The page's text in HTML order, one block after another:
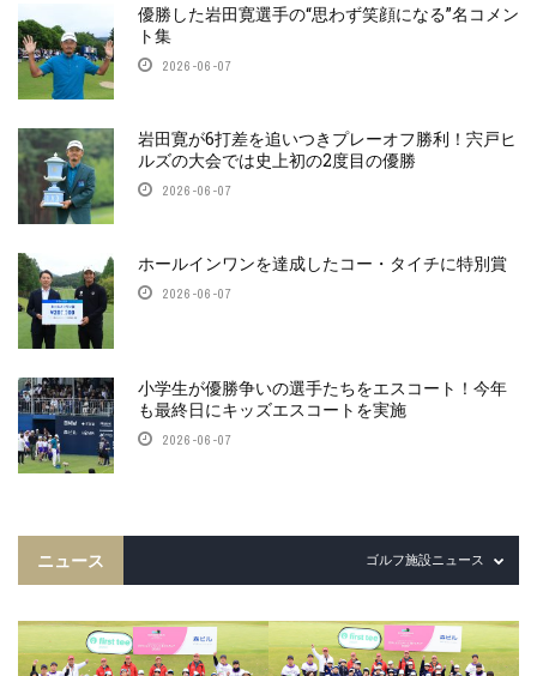
優勝した岩田寛選手の“思わず笑顔になる”名コメン
ト集
2026-06-07
岩田寛が6打差を追いつきプレーオフ勝利！宍戸ヒ
ルズの大会では史上初の2度目の優勝
2026-06-07
ホールインワンを達成したコー・タイチに特別賞
2026-06-07
小学生が優勝争いの選手たちをエスコート！今年
も最終日にキッズエスコートを実施
2026-06-07
ニュース ゴルフ施設ニュース